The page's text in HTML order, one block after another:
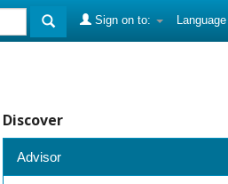
Language
Sign on to:
Discover
Advisor